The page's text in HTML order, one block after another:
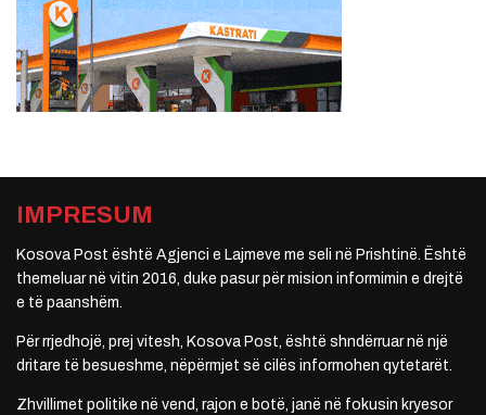
IMPRESUM
Kosova Post është Agjenci e Lajmeve me seli në Prishtinë. Është
themeluar në vitin 2016, duke pasur për mision informimin e drejtë
e të paanshëm.
Për rrjedhojë, prej vitesh, Kosova Post, është shndërruar në një
dritare të besueshme, nëpërmjet së cilës informohen qytetarët.
Zhvillimet politike në vend, rajon e botë, janë në fokusin kryesor